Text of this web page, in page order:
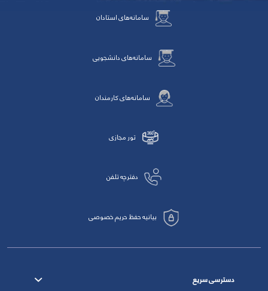
سامانه‌های استادان
سامانه‌های دانشجویی
سامانه‌های کارمندان
تور مجازی
دفترچه تلفن
بیانیه حفظ حریم خصوصی
دسترسی سریع